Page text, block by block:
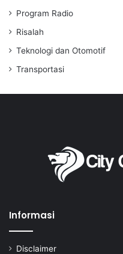
Program Radio
Risalah
Teknologi dan Otomotif
Transportasi
Informasi
Disclaimer